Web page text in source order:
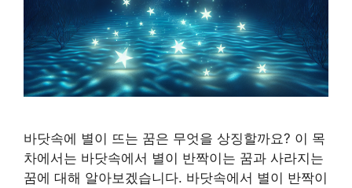
바닷속에 별이 뜨는 꿈은 무엇을 상징할까요? 이 목
차에서는 바닷속에서 별이 반짝이는 꿈과 사라지는
꿈에 대해 알아보겠습니다. 바닷속에서 별이 반짝이